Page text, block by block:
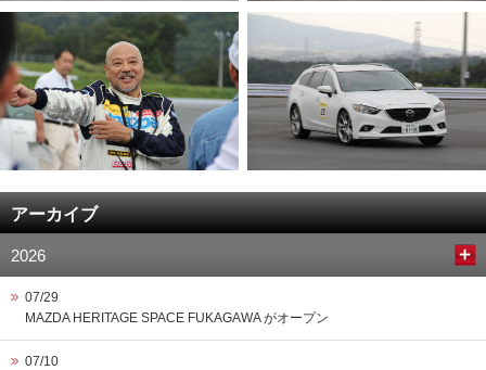
アーカイブ
2026
07/29
MAZDA HERITAGE SPACE FUKAGAWA がオープン
07/10